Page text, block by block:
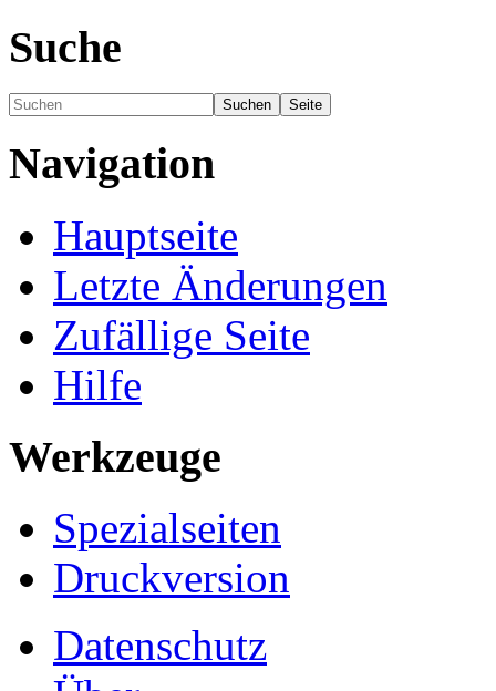
Suche
Navigation
Hauptseite
Letzte Änderungen
Zufällige Seite
Hilfe
Werkzeuge
Spezialseiten
Druckversion
Datenschutz